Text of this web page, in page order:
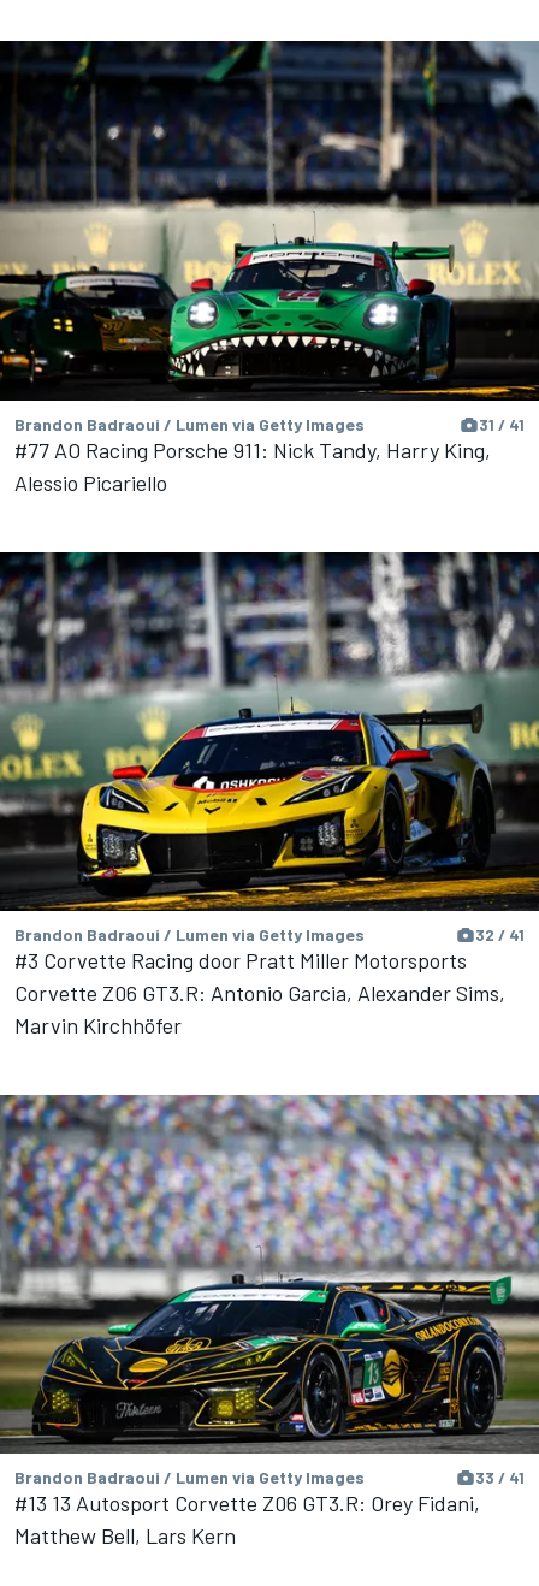
Brandon Badraoui / Lumen via Getty Images 31 / 41
#77 AO Racing Porsche 911: Nick Tandy, Harry King,
Alessio Picariello
Brandon Badraoui / Lumen via Getty Images 32 / 41
#3 Corvette Racing door Pratt Miller Motorsports
Corvette Z06 GT3.R: Antonio Garcia, Alexander Sims,
Marvin Kirchhöfer
Brandon Badraoui / Lumen via Getty Images 33 / 41
#13 13 Autosport Corvette Z06 GT3.R: Orey Fidani,
Matthew Bell, Lars Kern